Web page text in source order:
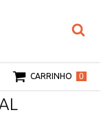
CARRINHO 0